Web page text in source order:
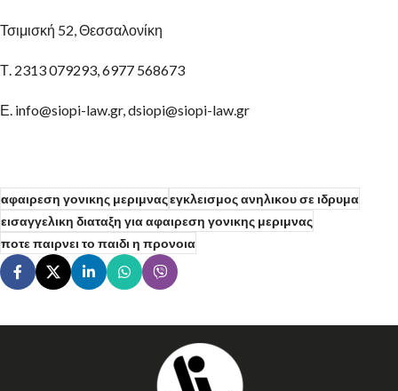
Τσιμισκή 52, Θεσσαλονίκη
Τ. 2313 079293, 6977 568673
Ε. info@siopi-law.gr, dsiopi@siopi-law.gr
αφαιρεση γονικης μεριμναςεγκλεισμος ανηλικου σε ιδρυμα
εισαγγελικη διαταξη για αφαιρεση γονικης μεριμνας
ποτε παιρνει το παιδι η προνοια